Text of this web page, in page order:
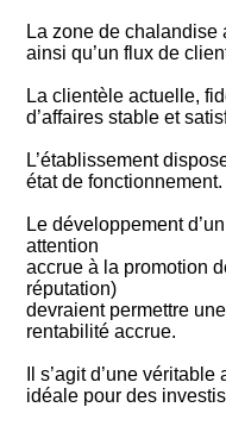
La zone de chalandise
ainsi qu’un flux de
La clientèle actuelle,
d’affaires stable et
L’établissement
état de fonctionnement.
Le développement
attention
accrue à la promotion
réputation)
devraient permettre
rentabilité accrue.
Il s’agit d’une
idéale pour des